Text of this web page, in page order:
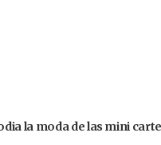
la moda de las mini